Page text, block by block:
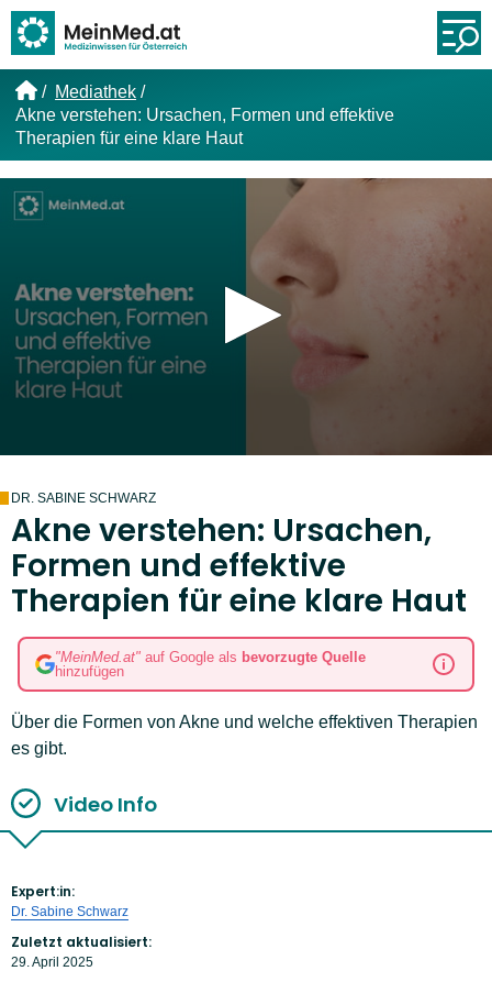
Mediathek
Akne verstehen: Ursachen, Formen und effektive
Therapien für eine klare Haut
DR. SABINE SCHWARZ
Akne verstehen: Ursachen,
Formen und effektive
Therapien für eine klare Haut
"MeinMed.at" auf Google als bevorzugte Quelle
hinzufügen
Über die Formen von Akne und welche effektiven Therapien
es gibt.
Video Info
Expert:in:
Dr. Sabine Schwarz
Zuletzt aktualisiert:
29. April 2025